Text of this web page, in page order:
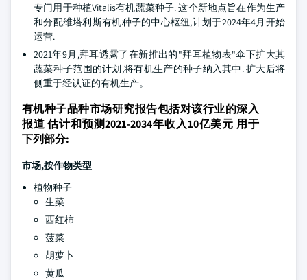
专门用于种植Vitalis有机蔬菜种子. 这个新地点旨在作为生产
和分配维塔利斯有机种子的中心枢纽,计划于2024年4月开始
运营.
2021年9月,拜耳透露了在新推出的"拜耳植物表"伞下扩大其
蔬菜种子范围的计划,将有机生产的种子纳入其中. 扩大后将
侧重于经认证的有机生产。
有机种子品种市场研究报告包括对该行业的深入
报道 估计和预测2021-2034年收入10亿美元 用于
下列部分:
市场,按作物类型
植物种子
生菜
西红柿
菠菜
胡萝卜
黄瓜